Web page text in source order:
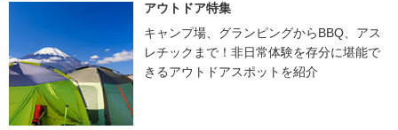
アウトドア特集
キャンプ場、グランピングからBBQ、アス
レチックまで！非日常体験を存分に堪能で
きるアウトドアスポットを紹介